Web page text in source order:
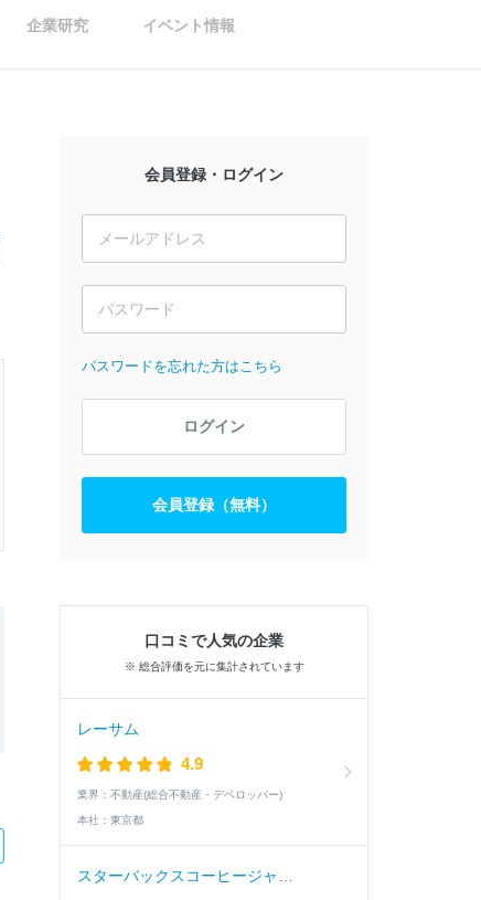
企業研究 イベント情報
会員登録・ログイン
パスワードを忘れた方はこちら
ログイン
会員登録（無料）
口コミで人気の企業
※ 総合評価を元に集計されています
レーサム
4.9
業界： 不動産(総合不動産・デベロッパー)
本社： 東京都